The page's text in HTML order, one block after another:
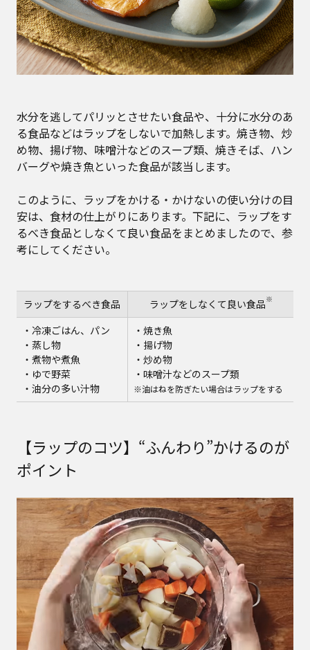
水分を逃してパリッとさせたい食品や、十分に水分のあ
る食品などはラップをしないで加熱します。焼き物、炒
め物、揚げ物、味噌汁などのスープ類、焼きそば、ハン
バーグや焼き魚といった食品が該当します。
このように、ラップをかける・かけないの使い分けの目
安は、食材の仕上がりにあります。下記に、ラップをす
るべき食品としなくて良い食品をまとめましたので、参
考にしてください。
ラップをするべき食品 ラップをしなくて良い食品※
・冷凍ごはん、パン
・蒸し物
・煮物や煮魚
・ゆで野菜
・油分の多い汁物
・焼き魚
・揚げ物
・炒め物
・味噌汁などのスープ類
※油はねを防ぎたい場合はラップをする
【ラップのコツ】“ふんわり”かけるのが
ポイント